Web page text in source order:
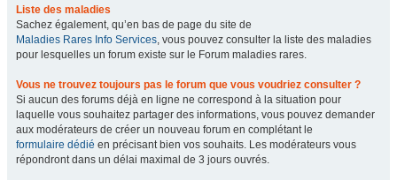
Liste des maladies
Sachez également, qu’en bas de page du site de
Maladies Rares Info Services, vous pouvez consulter la liste des maladies
pour lesquelles un forum existe sur le Forum maladies rares.
Vous ne trouvez toujours pas le forum que vous voudriez consulter ?
Si aucun des forums déjà en ligne ne correspond à la situation pour
laquelle vous souhaitez partager des informations, vous pouvez demander
aux modérateurs de créer un nouveau forum en complétant le
formulaire dédié en précisant bien vos souhaits. Les modérateurs vous
répondront dans un délai maximal de 3 jours ouvrés.